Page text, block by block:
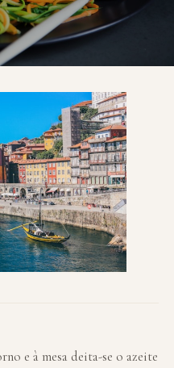
e à mesa deita-se o azeite